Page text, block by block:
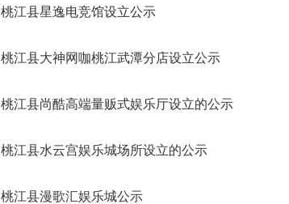
桃江县星逸电竞馆设立公示
桃江县大神网咖桃江武潭分店设立公示
桃江县尚酷高端量贩式娱乐厅设立的公示
桃江县水云宫娱乐城场所设立的公示
桃江县漫歌汇娱乐城公示